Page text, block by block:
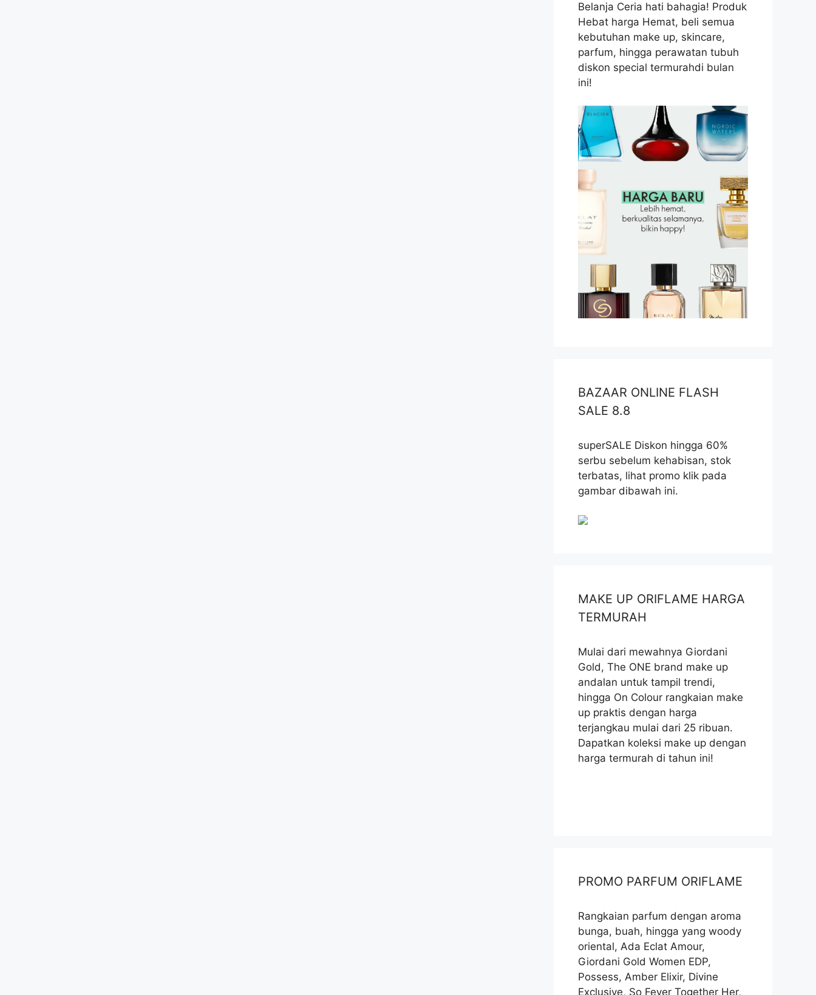
Belanja Ceria hati bahagia! Produk
Hebat harga Hemat, beli semua
kebutuhan make up, skincare,
parfum, hingga perawatan tubuh
diskon special termurahdi bulan
ini!
BAZAAR ONLINE FLASH
SALE 8.8
superSALE Diskon hingga 60%
serbu sebelum kehabisan, stok
terbatas, lihat promo klik pada
gambar dibawah ini.
MAKE UP ORIFLAME HARGA
TERMURAH
Mulai dari mewahnya Giordani
Gold, The ONE brand make up
andalan untuk tampil trendi,
hingga On Colour rangkaian make
up praktis dengan harga
terjangkau mulai dari 25 ribuan.
Dapatkan koleksi make up dengan
harga termurah di tahun ini!
PROMO PARFUM ORIFLAME
Rangkaian parfum dengan aroma
bunga, buah, hingga yang woody
oriental, Ada Eclat Amour,
Giordani Gold Women EDP,
Possess, Amber Elixir, Divine
Exclusive, So Fever Together Her,